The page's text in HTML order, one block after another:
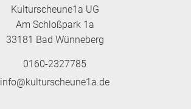
Kulturscheune1a UG
Am Schloßpark 1a
33181 Bad Wünneberg
0160-2327785
info@kulturscheune1a.de